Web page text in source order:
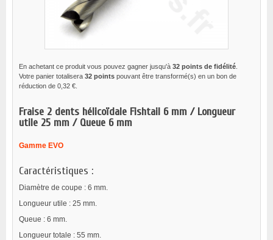
En achetant ce produit vous pouvez gagner jusqu'à 32 points de fidélité
Votre panier totalisera 32 points pouvant être transformé(s) en un bon de
réduction de 0,32 €
Fraise 2 dents hélicoïdale Fishtail 6 mm / Longueur
utile 25 mm / Queue 6 mm
Gamme EVO
Caractéristiques :
Diamètre de coupe : 6 mm.
Longueur utile : 25 mm.
Queue : 6 mm.
Longueur totale : 55 mm.